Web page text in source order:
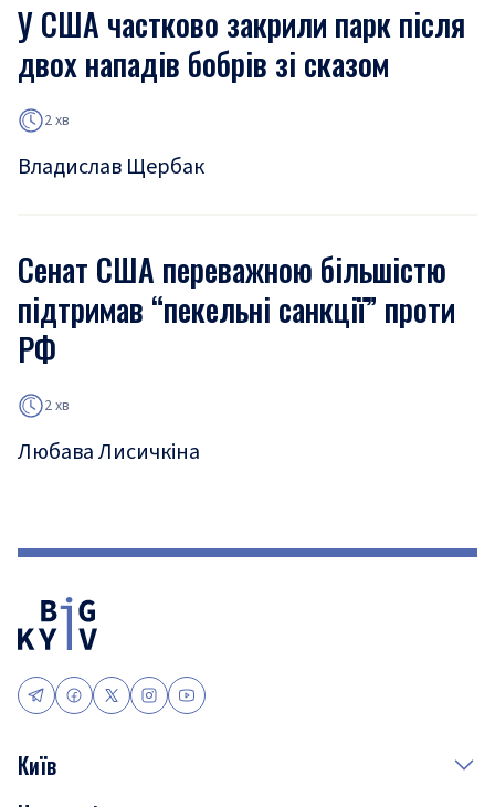
У США частково закрили парк після
двох нападів бобрів зі сказом
2 хв
Владислав Щербак
Сенат США переважною більшістю
підтримав “пекельні санкції” проти
РФ
2 хв
Любава Лисичкіна
Київ